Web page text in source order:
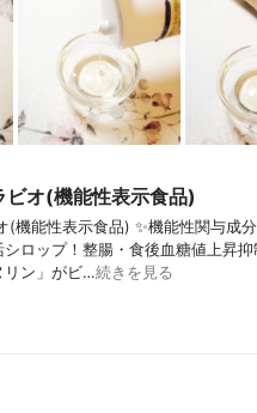
ビオ(機能性表示食品)
(機能性表示食品) ✨機能性関与成
ロップ！整腸・食後血糖値上昇
リン」がビ…続きを見る